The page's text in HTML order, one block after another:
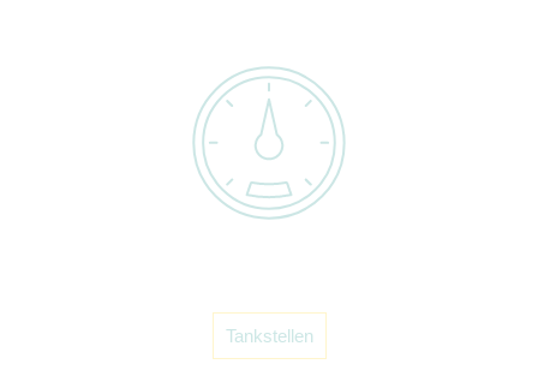
Tankstellen